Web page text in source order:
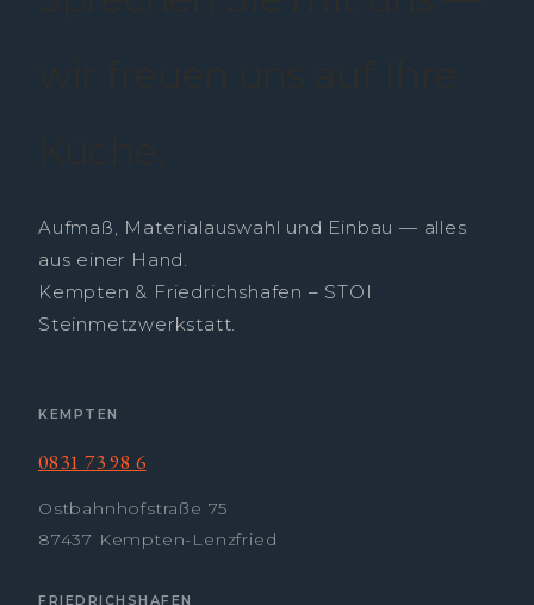
Aufmaß, Materialauswahl und Einbau — alles
aus einer Hand.
Kempten & Friedrichshafen – STOI
Steinmetzwerkstatt.
KEMPTEN
0831 73 98 6
Ostbahnhofstraße 75
87437 Kempten-Lenzfried
FRIEDRICHSHAFEN